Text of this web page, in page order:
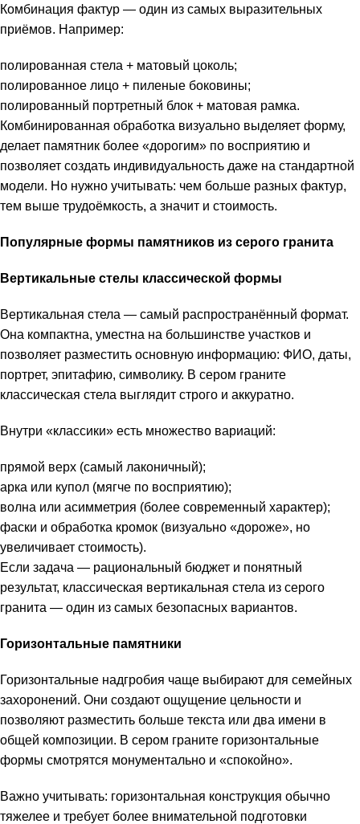
Комбинация фактур — один из самых выразительных
приёмов. Например:
полированная стела + матовый цоколь;
полированное лицо + пиленые боковины;
полированный портретный блок + матовая рамка.
Комбинированная обработка визуально выделяет форму,
делает памятник более «дорогим» по восприятию и
позволяет создать индивидуальность даже на стандартной
модели. Но нужно учитывать: чем больше разных фактур,
тем выше трудоёмкость, а значит и стоимость.
Популярные формы памятников из серого гранита
Вертикальные стелы классической формы
Вертикальная стела — самый распространённый формат.
Она компактна, уместна на большинстве участков и
позволяет разместить основную информацию: ФИО, даты,
портрет, эпитафию, символику. В сером граните
классическая стела выглядит строго и аккуратно.
Внутри «классики» есть множество вариаций:
прямой верх (самый лаконичный);
арка или купол (мягче по восприятию);
волна или асимметрия (более современный характер);
фаски и обработка кромок (визуально «дороже», но
увеличивает стоимость).
Если задача — рациональный бюджет и понятный
результат, классическая вертикальная стела из серого
гранита — один из самых безопасных вариантов.
Горизонтальные памятники
Горизонтальные надгробия чаще выбирают для семейных
захоронений. Они создают ощущение цельности и
позволяют разместить больше текста или два имени в
общей композиции. В сером граните горизонтальные
формы смотрятся монументально и «спокойно».
Важно учитывать: горизонтальная конструкция обычно
тяжелее и требует более внимательной подготовки